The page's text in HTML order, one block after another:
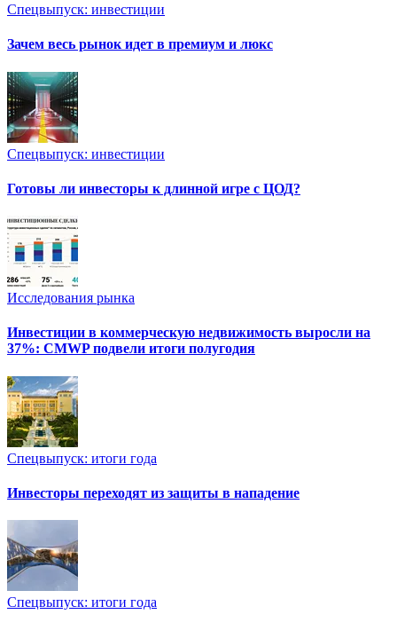
Спецвыпуск: инвестиции
Зачем весь рынок идет в премиум и люкс
Спецвыпуск: инвестиции
Готовы ли инвесторы к длинной игре с ЦОД?
Исследования рынка
Инвестиции в коммерческую недвижимость выросли на
37%: CMWP подвели итоги полугодия
Спецвыпуск: итоги года
Инвесторы переходят из защиты в нападение
Спецвыпуск: итоги года